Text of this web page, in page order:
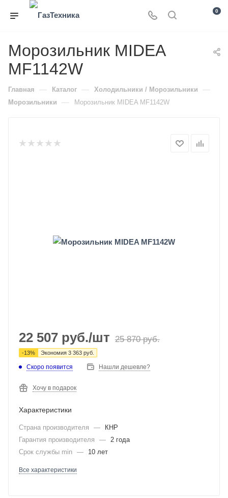
0
Морозильник MIDEA
MF1142W
Главная — Каталог — Холодильники / Морозильники —
Морозильники — Морозильник MIDEA MF1142W
22 507 руб./шт 25 870руб.
-13% Экономия 3 363 руб.
Скоро появится Нашли дешевле?
Хочу в подарок
Характеристики
Страна производителя —
КНР
Гарантия производителя
— 2 года
Срок службы min — 10 лет
Все характеристики